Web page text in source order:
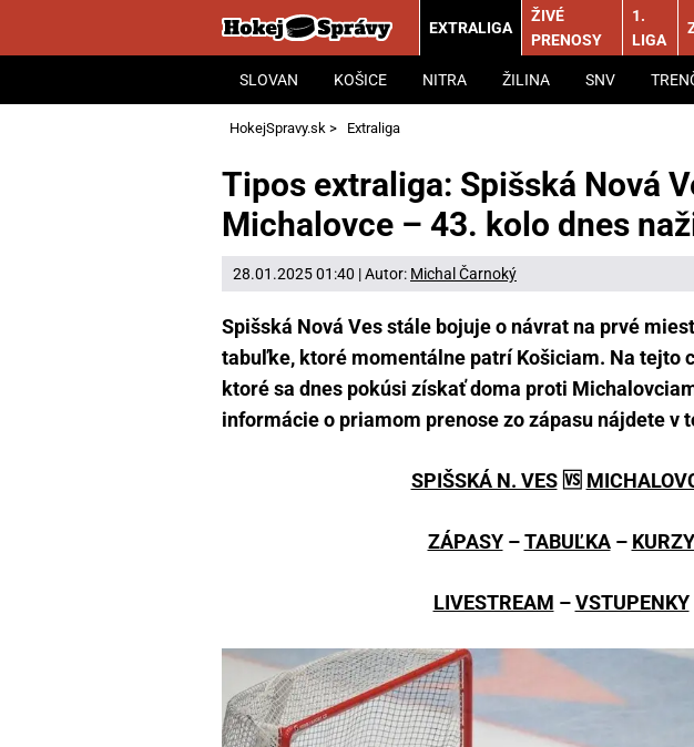
EXTRALIGA
SLOVAN KOŠICE NITRA ŽILINA SNV
ŽIVÉ
PRENOSY
1.
LIGA
HokejSpravy.sk > Extraliga
Tipos extraliga: Spišská Nová
Michalovce – 43. kolo dnes
28.01.2025 01:40 | Autor: Michal Čarnoký
Spišská Nová Ves stále bojuje o návrat na prvé
tabuľke, ktoré momentálne patrí Košiciam. Na tejto
ktoré sa dnes pokúsi získať doma proti
informácie o priamom prenose zo zápasu nájdete v
SPIŠSKÁ N. VES🆚
ZÁPASY–TABUĽKA– KURZY
LIVESTREAM –VSTUPENKY